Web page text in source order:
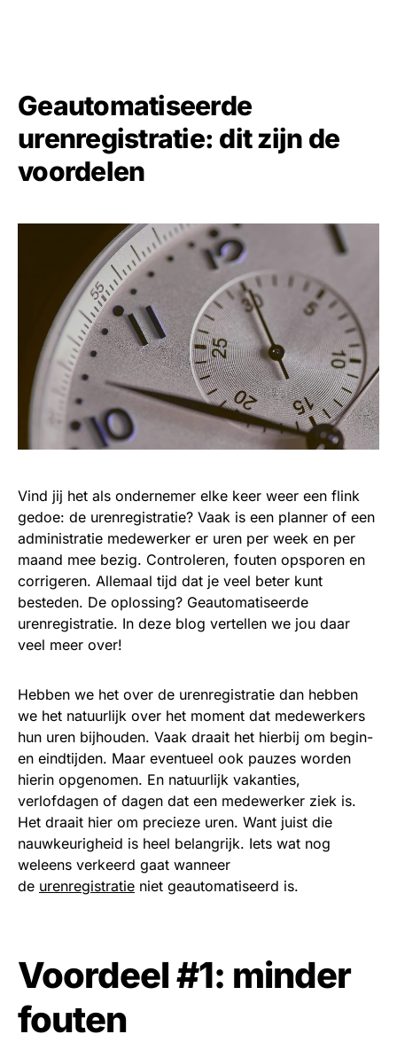
Geautomatiseerde
urenregistratie: dit zijn de
voordelen
Vind jij het als ondernemer elke keer weer een flink
gedoe: de urenregistratie? Vaak is een planner of een
administratie medewerker er uren per week en per
maand mee bezig. Controleren, fouten opsporen en
corrigeren. Allemaal tijd dat je veel beter kunt
besteden. De oplossing? Geautomatiseerde
urenregistratie. In deze blog vertellen we jou daar
veel meer over!
Hebben we het over de urenregistratie dan hebben
we het natuurlijk over het moment dat medewerkers
hun uren bijhouden. Vaak draait het hierbij om begin-
en eindtijden. Maar eventueel ook pauzes worden
hierin opgenomen. En natuurlijk vakanties,
verlofdagen of dagen dat een medewerker ziek is.
Het draait hier om precieze uren. Want juist die
nauwkeurigheid is heel belangrijk. Iets wat nog
weleens verkeerd gaat wanneer
de urenregistratie niet geautomatiseerd is.
Voordeel #1: minder
fouten